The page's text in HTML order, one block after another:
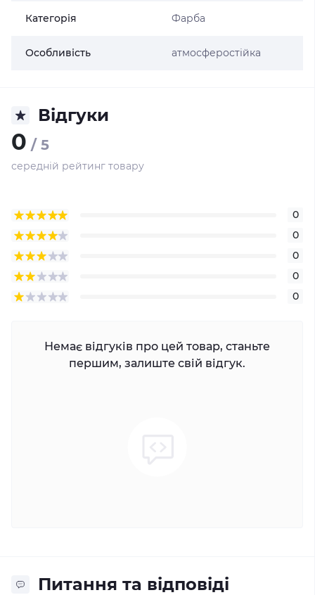
Категорія Фарба
Особливість атмосферостійка
Відгуки
0 / 5
середній рейтинг товару
0
0
0
0
0
Немає відгуків про цей товар, станьте
першим, залиште свій відгук.
Питання та відповіді